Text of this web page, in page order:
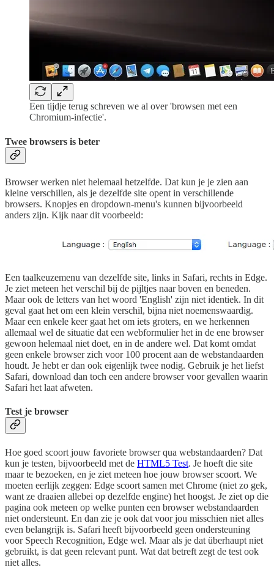
Een tijdje terug schreven we al over 'browsen met een
Chromium-infectie'.
Twee browsers is beter
Browser werken niet helemaal hetzelfde. Dat kun je je zien aan
kleine verschillen, als je dezelfde site opent in verschillende
browsers. Knopjes en dropdown-menu's kunnen bijvoorbeeld
anders zijn. Kijk naar dit voorbeeld:
Een taalkeuzemenu van dezelfde site, links in Safari, rechts in Edge.
Je ziet meteen het verschil bij de pijltjes naar boven en beneden.
Maar ook de letters van het woord 'English' zijn niet identiek. In dit
geval gaat het om een klein verschil, bijna niet noemenswaardig.
Maar een enkele keer gaat het om iets groters, en we herkennen
allemaal wel de situatie dat een webformulier het in de ene browser
gewoon helemaal niet doet, en in de andere wel. Dat komt omdat
geen enkele browser zich voor 100 procent aan de webstandaarden
houdt. Je hebt er dan ook eigenlijk twee nodig. Gebruik je het liefst
Safari, download dan toch een andere browser voor gevallen waarin
Safari het laat afweten.
Test je browser
Hoe goed scoort jouw favoriete browser qua webstandaarden? Dat
kun je testen, bijvoorbeeld met de HTML5 Test. Je hoeft die site
maar te bezoeken, en je ziet meteen hoe jouw browser scoort. We
moeten eerlijk zeggen: Edge scoort samen met Chrome (niet zo gek,
want ze draaien allebei op dezelfde engine) het hoogst. Je ziet op die
pagina ook meteen op welke punten een browser webstandaarden
niet ondersteunt. En dan zie je ook dat voor jou misschien niet alles
even belangrijk is. Safari heeft bijvoorbeeld geen ondersteuning
voor Speech Recognition, Edge wel. Maar als je dat überhaupt niet
gebruikt, is dat geen relevant punt. Wat dat betreft zegt de test ook
niet alles.